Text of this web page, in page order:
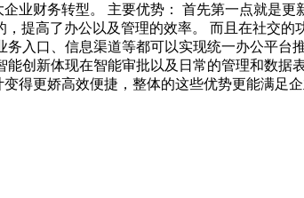
业财务转型。 主要优势： 首先第一点就是更
提高了办公以及管理的效率。 而且在社交的
入口、信息渠道等都可以实现统一办公平台
创新体现在智能审批以及日常的管理和数据
得更娇高效便捷，整体的这些优势更能满足